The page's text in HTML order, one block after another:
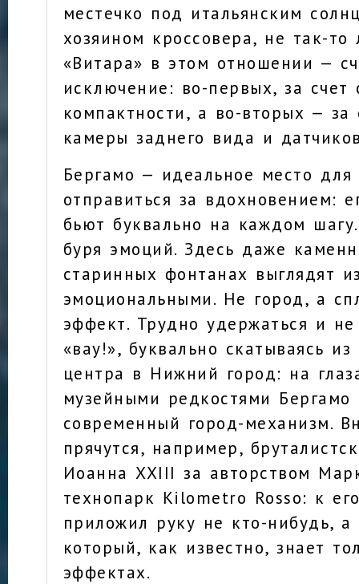
местечко под итальянским
хозяином кроссовера, не так-то
«Витара» в этом отношении —
исключение: во-первых, за счет
компактности, а во-вторых — за
камеры заднего вида и
Бергамо — идеальное место для
отправиться за вдохновением:
бьют буквально на каждом
буря эмоций. Здесь даже
старинных фонтанах выглядят
эмоциональными. Не город, а
эффект. Трудно удержаться и не
«вау!», буквально скатываясь из
центра в Нижний город: на
музейными редкостями
современный город-механизм.
прячутся, например,
Иоанна XXIII за авторством
технопарк Kilometro Rosso: к
приложил руку не кто-нибудь,
который, как известно, знает
эффектах.